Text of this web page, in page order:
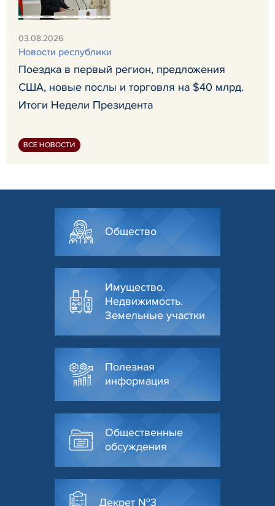
03.08.2026
Новости республики
Поездка в первый регион, предложения
США, новые послы и торговля на $40 млрд.
Итоги Недели Президента
ВСЕ НОВОСТИ
Общество
Имущество.
Недвижимость.
Земельные участки
Полезная
информация
Общественные
обсуждения
Декрет №3